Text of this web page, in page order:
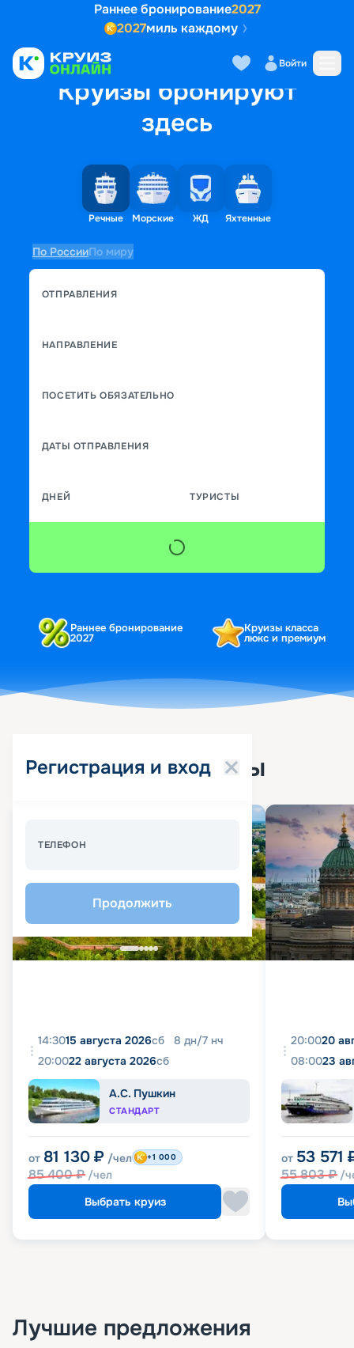
Раннее бронирование2027
2027миль каждому
Войти
Круизы бронируют
здесь
Речные Морские ЖД Яхтенные
По РоссииПо миру
ОТПРАВЛЕНИЯ
НАПРАВЛЕНИЕ
ПОСЕТИТЬ ОБЯЗАТЕЛЬНО
ДАТЫ ОТПРАВЛЕНИЯ
ДНЕЙ ТУРИСТЫ
Раннее бронирование
2027
Круизы класса
люкс и премиум
Регистрация и вход
ТЕЛЕФОН
Продолжить
Популярные круизы
14:3015 августа 2026сб 8 дн/7 нч
20:0022 августа 2026сб
А.С. Пушкин
СТАНДАРТ
от 81 130 ₽ /чел
85 400₽ /чел
+1 000
Выбрать круиз
20:0020
08:0023
от 53 571
55 803₽ /
Лучшие предложения